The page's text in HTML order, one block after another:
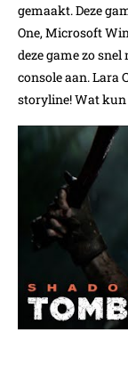
gemaakt. Deze
One, Microsoft
deze game zo
console aan. Lara
storyline! Wat kun